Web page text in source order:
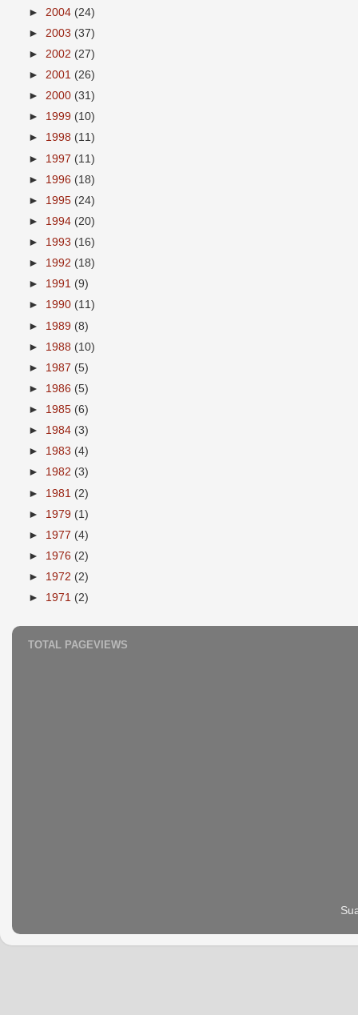
► 2004 (24)
► 2003 (37)
► 2002 (27)
► 2001 (26)
► 2000 (31)
► 1999 (10)
► 1998 (11)
► 1997 (11)
► 1996 (18)
► 1995 (24)
► 1994 (20)
► 1993 (16)
► 1992 (18)
► 1991 (9)
► 1990 (11)
► 1989 (8)
► 1988 (10)
► 1987 (5)
► 1986 (5)
► 1985 (6)
► 1984 (3)
► 1983 (4)
► 1982 (3)
► 1981 (2)
► 1979 (1)
► 1977 (4)
► 1976 (2)
► 1972 (2)
► 1971 (2)
TOTAL PAGEVIEWS